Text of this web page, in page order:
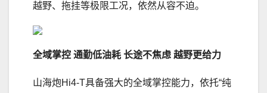
越野、拖挂等极限工况，依然从容不迫。
全域掌控 通勤低油耗 长途不焦虑 越野更给力
山海炮Hi4-T具备强大的全域掌控能力，依托“纯